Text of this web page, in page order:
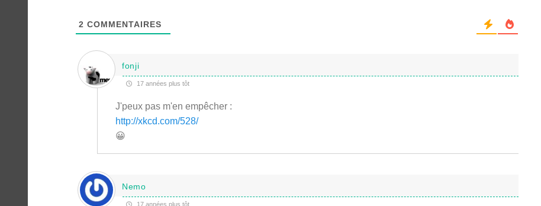
2 COMMENTAIRES
fonji
17 années plus tôt
J'peux pas m'en empêcher :
http://xkcd.com/528/
😀
Nemo
17 années plus tôt